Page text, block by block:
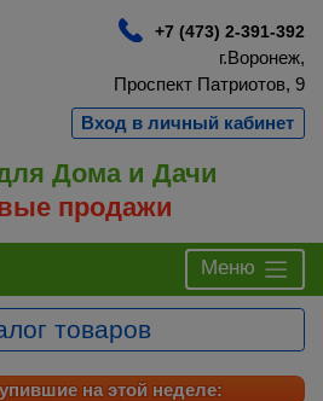
+7 (473) 2-391-392
г.Воронеж,
Проспект Патриотов, 9
Вход в личный кабинет
Дома и Дачи
продажи
Меню
товаров
на этой неделе: